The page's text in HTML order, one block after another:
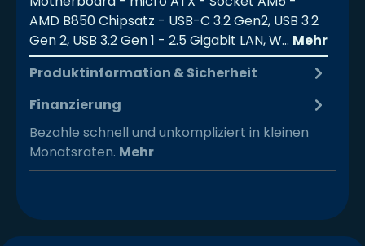
AMD B850 Chipsatz - USB-C 3.2 Gen2, USB 3.2
Gen 2, USB 3.2 Gen 1 - 2.5 Gigabit LAN, W… Mehr
Produktinformation & Sicherheit
Finanzierung
Bezahle schnell und unkompliziert in kleinen
Monatsraten. Mehr